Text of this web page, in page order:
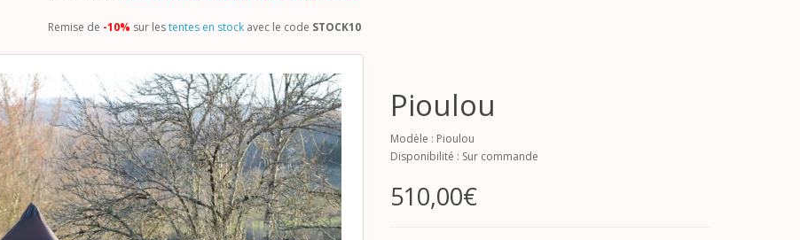
Remise de -10% sur lestentes en stockavec le code STOCK10
Pioulou
Modèle : Pioulou
Disponibilité : Sur commande
510,00€